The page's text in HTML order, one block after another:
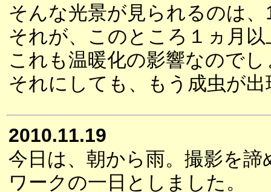
そんな光景が見られるのは
それが、このところ１ヵ月
これも温暖化の影響なので
それにしても、もう成虫が
2010.11.19
今日は、朝から雨。撮影を諦
ワークの一日としました。